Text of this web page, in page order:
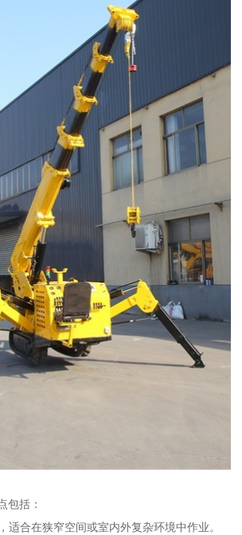
包括：
适合在狭窄空间或室内外复杂环境中作业。